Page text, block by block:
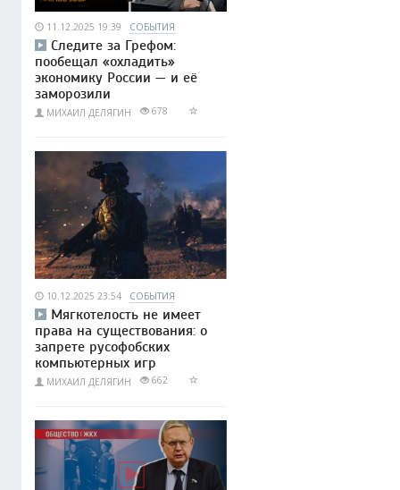
11.12.2025 19:39 СОБЫТИЯ
Следите за Грефом:
пообещал «охладить»
экономику России — и её
заморозили
МИХАИЛ ДЕЛЯГИН 678
10.12.2025 23:54 СОБЫТИЯ
Мягкотелость не имеет
права на существования: о
запрете русофобских
компьютерных игр
МИХАИЛ ДЕЛЯГИН 662